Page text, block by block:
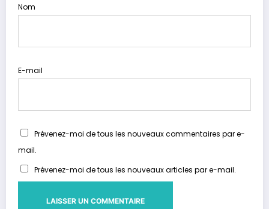
Nom
E-mail
Prévenez-moi de tous les nouveaux commentaires par e-
mail.
Prévenez-moi de tous les nouveaux articles par e-mail.